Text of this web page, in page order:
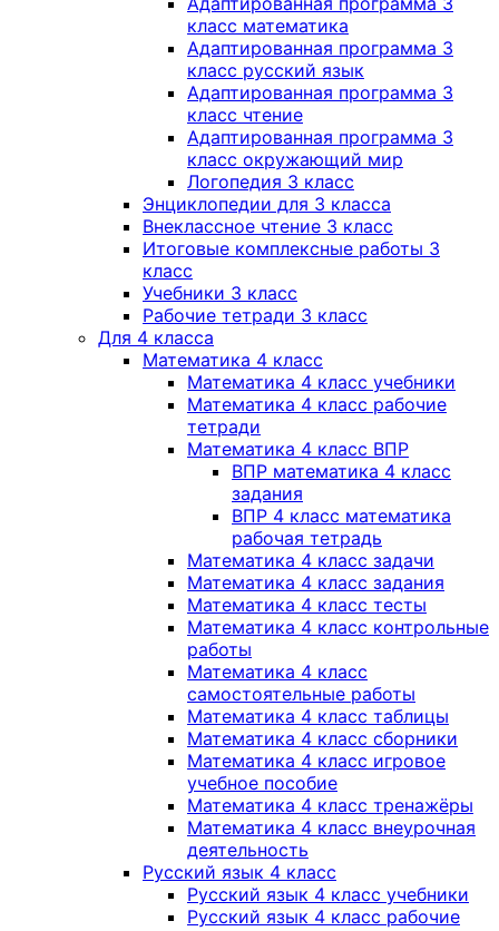
класс математика
Адаптированная программа 3
класс русский язык
Адаптированная программа 3
класс чтение
Адаптированная программа 3
класс окружающий мир
Логопедия 3 класс
Энциклопедии для 3 класса
Внеклассное чтение 3 класс
Итоговые комплексные работы 3
класс
Учебники 3 класс
Рабочие тетради 3 класс
Для 4 класса
Математика 4 класс
Математика 4 класс учебники
Математика 4 класс рабочие
тетради
Математика 4 класс ВПР
ВПР математика 4 класс
задания
ВПР 4 класс математика
рабочая тетрадь
Математика 4 класс задачи
Математика 4 класс задания
Математика 4 класс тесты
Математика 4 класс контрольные
работы
Математика 4 класс
самостоятельные работы
Математика 4 класс таблицы
Математика 4 класс сборники
Математика 4 класс игровое
учебное пособие
Математика 4 класс тренажёры
Математика 4 класс внеурочная
деятельность
Русский язык 4 класс
Русский язык 4 класс учебники
Русский язык 4 класс рабочие